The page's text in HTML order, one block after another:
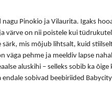
Pinokio ja Vilaurita. Igaks
värve on nii poistele kui
särk, mis mõjub lihtsalt, kuid
väga pehme ja meeldiv lapse
aluskihi – selleks sobib ka õige
sobivad beebiriided